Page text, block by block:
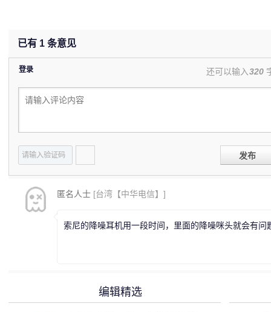
已有 1 条意见
登录 还可以输入320
发布
匿名人士 [台湾【中华电信】]
索尼的降噪耳机用一段时间，里面的降噪咪头就会有
编辑精选